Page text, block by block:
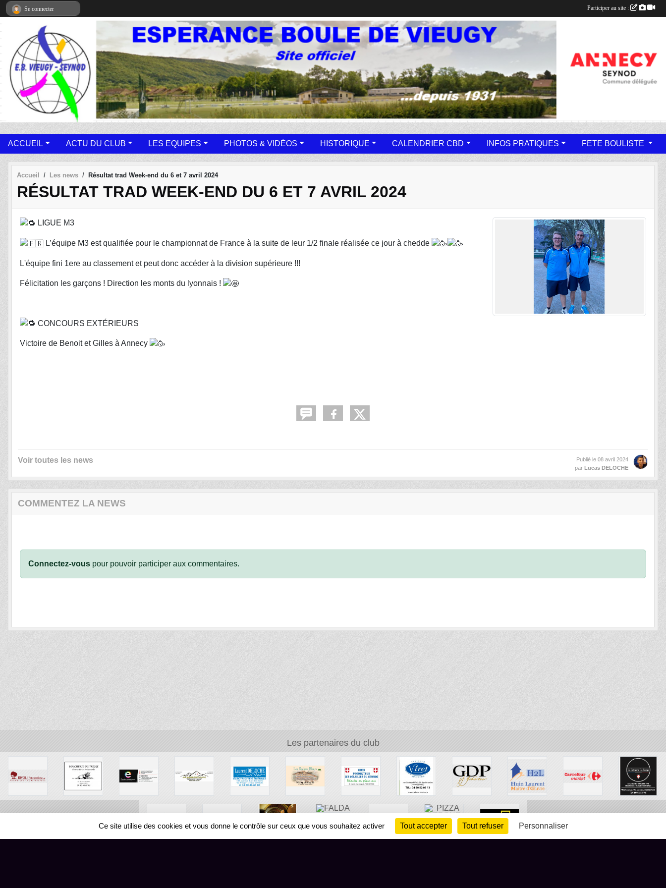
ACCUEIL ACTU DU CLUB LES EQUIPES PHOTOS & VIDÉOS HISTORIQUE CALENDRIER CBD INFOS PRATIQUES FETE BOULISTE
Accueil Les news Résultat trad Week-end du 6 et 7 avril 2024
RÉSULTAT TRAD WEEK-END DU 6 ET 7 AVRIL 2024
LIGUE M3
L’équipe M3 est qualifiée pour le championnat de France à la suite de leur 1/2 finale réalisée ce jour à chedde
L'équipe fini 1ere au classement et peut donc accéder à la division supérieure !!!
Félicitation les garçons ! Direction les monts du lyonnais !
CONCOURS EXTÉRIEURS
Victoire de Benoit et Gilles à Annecy
Voir toutes les news Publié le 08 avril 2024
par
Lucas DELOCHE
COMMENTEZ LA NEWS
Connectez-vous pour pouvoir participer aux commentaires.
Les partenaires du club
Se connecter Participer au site :
Panneau de gestion des cookies
Ce site utilise des cookies et vous donne le contrôle sur ceux que vous souhaitez activer Tout accepter Tout refuser Personnaliser